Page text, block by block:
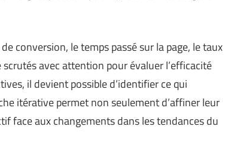
conversion, le temps passé sur la page, le taux
avec attention pour évaluer l’efficacité
il devient possible d’identifier ce qui
itérative permet non seulement d’affiner leur
face aux changements dans les tendances du